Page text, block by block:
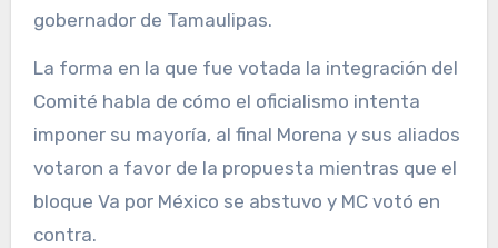
gobernador de Tamaulipas.
La forma en la que fue votada la integración del
Comité habla de cómo el oficialismo intenta
imponer su mayoría, al final Morena y sus aliados
votaron a favor de la propuesta mientras que el
bloque Va por México se abstuvo y MC votó en
contra.